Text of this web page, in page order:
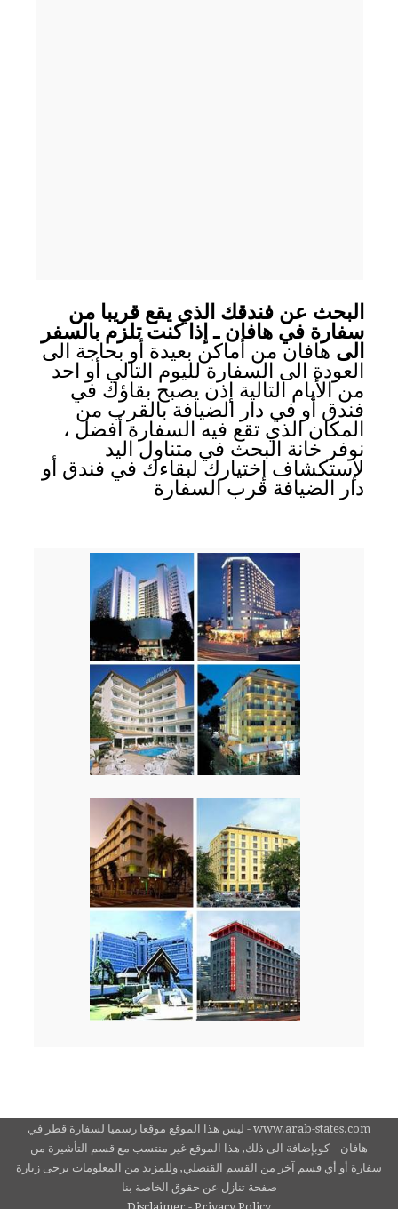
البحث عن فندقك الذي يقع قريبا من
سفارة في هافان ـ إذا كنت تلزم بالسفر
الى هافان من أماكن بعيدة أو بحاجة الى
العودة الى السفارة لليوم التالي أو احد
من الأيام التالية إذن يصبح بقاؤك في
فندق أو في دار الضيافة بالقرب من
المكان الذي تقع فيه السفارة أفضل ،
نوفر خانة البحث في متناول اليد
لإستكشاف إختيارك لبقاءك في فندق أو
دار الضيافة قرب السفارة
www.arab-states.com - ليس هذا الموقع موقعا رسميا لسفارة قطر في
هافان – كوبإضافة الى ذلك, هذا الموقع غير منتسب مع قسم التأشيرة من
سفارة أو أي قسم آخر من القسم القنصلي, وللمزيد من المعلومات يرجى زيارة
صفحة تنازل عن حقوق الخاصة بنا